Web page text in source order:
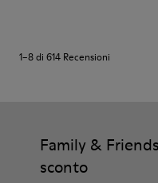
1–8 di 614 Recensioni
Family &
sconto